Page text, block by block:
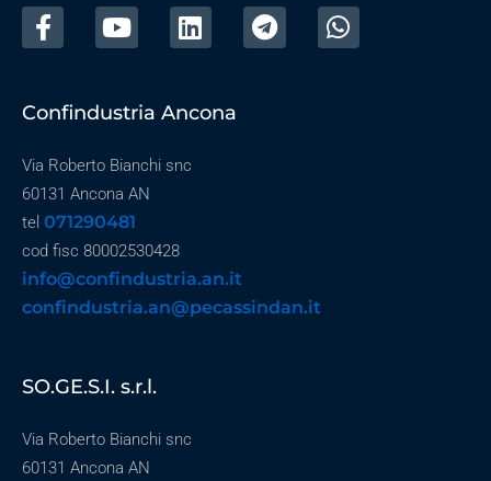
Confindustria Ancona
Via Roberto Bianchi snc
60131 Ancona AN
tel 071290481
cod fisc 80002530428
info@confindustria.an.it
confindustria.an@pecassindan.it
SO.GE.S.I. s.r.l.
Via Roberto Bianchi snc
60131 Ancona AN